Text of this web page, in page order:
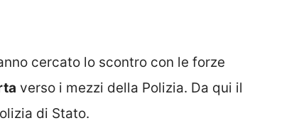
cercato lo scontro con le forze
verso i mezzi della Polizia. Da qui il
di Stato.